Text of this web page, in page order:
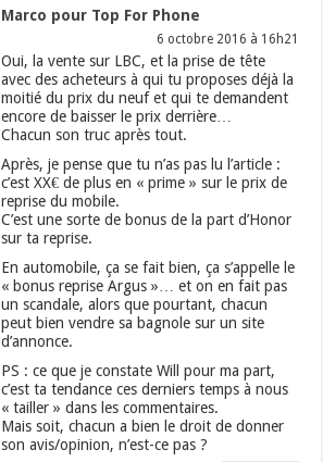
Marco pour Top For Phone
6 octobre 2016 à 16h21
Oui, la vente sur LBC, et la prise de tête
avec des acheteurs à qui tu proposes déjà la
moitié du prix du neuf et qui te demandent
encore de baisser le prix derrière…
Chacun son truc après tout.
Après, je pense que tu n’as pas lu l’article :
c’est XX€ de plus en « prime » sur le prix de
reprise du mobile.
C’est une sorte de bonus de la part d’Honor
sur ta reprise.
En automobile, ça se fait bien, ça s’appelle le
« bonus reprise Argus »… et on en fait pas
un scandale, alors que pourtant, chacun
peut bien vendre sa bagnole sur un site
d’annonce.
PS : ce que je constate Will pour ma part,
c’est ta tendance ces derniers temps à nous
« tailler » dans les commentaires.
Mais soit, chacun a bien le droit de donner
son avis/opinion, n’est-ce pas ?